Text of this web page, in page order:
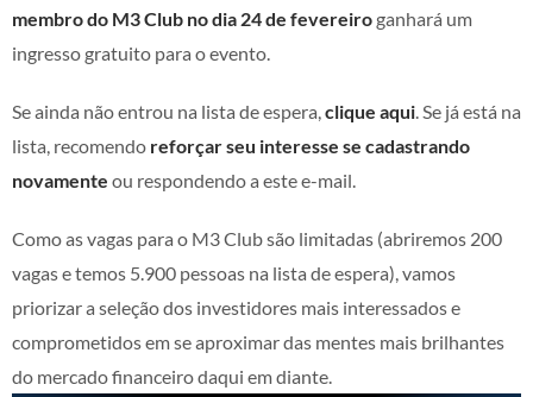
membro do M3 Club no dia 24 de fevereiro ganhará um
ingresso gratuito para o evento.
Se ainda não entrou na lista de espera, clique aqui . Se já está na
lista, recomendo reforçar seu interesse se cadastrando
novamente ou respondendo a este e-mail.
Como as vagas para o M3 Club são limitadas (abriremos 200
vagas e temos 5.900 pessoas na lista de espera), vamos
priorizar a seleção dos investidores mais interessados e
comprometidos em se aproximar das mentes mais brilhantes
do mercado financeiro daqui em diante.